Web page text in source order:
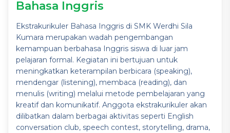
Bahasa Inggris
Ekstrakurikuler Bahasa Inggris di SMK Werdhi Sila
Kumara merupakan wadah pengembangan
kemampuan berbahasa Inggris siswa di luar jam
pelajaran formal. Kegiatan ini bertujuan untuk
meningkatkan keterampilan berbicara (speaking),
mendengar (listening), membaca (reading), dan
menulis (writing) melalui metode pembelajaran yang
kreatif dan komunikatif. Anggota ekstrakurikuler akan
dilibatkan dalam berbagai aktivitas seperti English
conversation club, speech contest, storytelling, drama,